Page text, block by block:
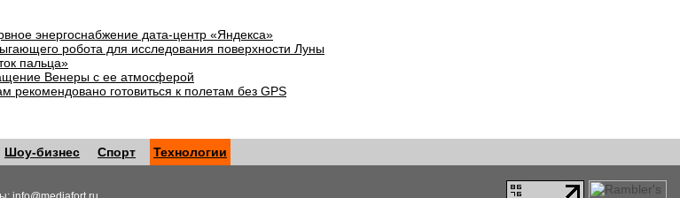
энергоснабжение дата-центр «Яндекса»
робота для исследования поверхности Луны
пальца»
Венеры с ее атмосферой
рекомендовано готовиться к полетам без GPS
Шоу-бизнес Спорт Технологии